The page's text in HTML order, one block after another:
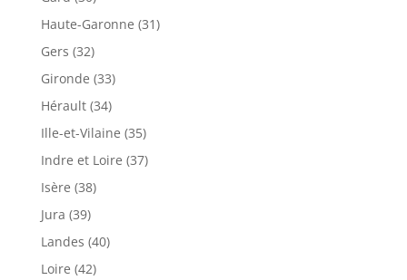
Haute-Garonne (31)
Gers (32)
Gironde (33)
Hérault (34)
Ille-et-Vilaine (35)
Indre et Loire (37)
Isère (38)
Jura (39)
Landes (40)
Loire (42)